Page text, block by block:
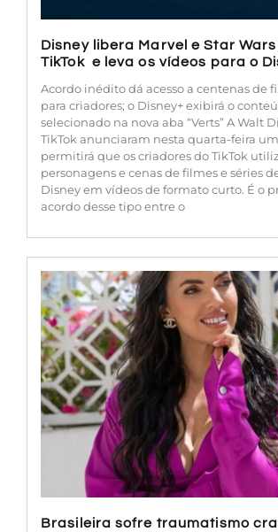
Disney libera Marvel e Star
TikTok e leva os vídeos para o
Acordo inédito dá acesso a centenas de
para criadores; o Disney+ exibirá o
selecionado na nova aba “Verts” A Walt
TikTok anunciaram nesta quarta-feira
permitirá que os criadores do TikTok
personagens e cenas de filmes e séries
Disney em vídeos de formato curto. É o
acordo desse tipo entre o
Brasileira sofre traumatismo